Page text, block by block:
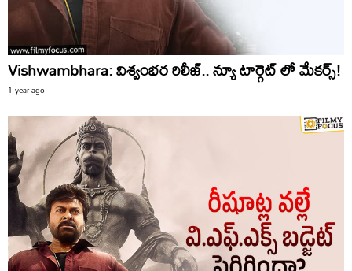
Vishwambhara: విశ్వంభర రిలీజ్.. న్యూ టార్గెట్ లో మేకర్స్!
1 year ago